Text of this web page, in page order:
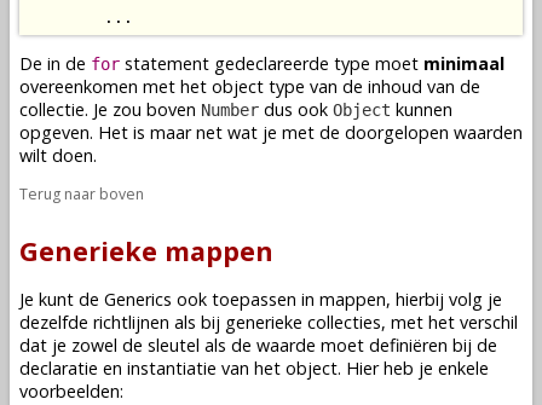
        ...
De in de for statement gedeclareerde type moet minimaal
overeenkomen met het object type van de inhoud van de
collectie. Je zou boven Number dus ook Object kunnen
opgeven. Het is maar net wat je met de doorgelopen waarden
wilt doen.
Terug naar boven
Generieke mappen
Je kunt de Generics ook toepassen in mappen, hierbij volg je
dezelfde richtlijnen als bij generieke collecties, met het verschil
dat je zowel de sleutel als de waarde moet definiëren bij de
declaratie en instantiatie van het object. Hier heb je enkele
voorbeelden: